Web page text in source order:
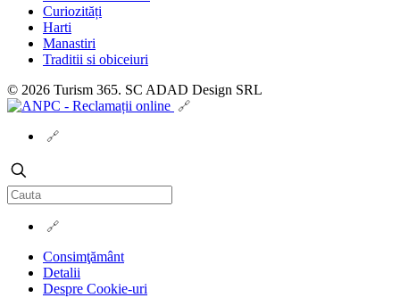
Curiozități
Harti
Manastiri
Traditii si obiceiuri
© 2026 Turism 365. SC ADAD Design SRL
Consimţământ
Detalii
Despre Cookie-uri